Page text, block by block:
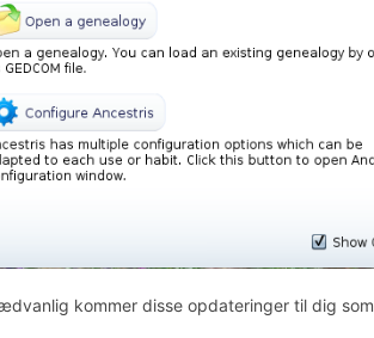
kommer disse opdateringer til dig som